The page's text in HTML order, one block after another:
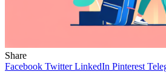
Share
Facebook Twitter LinkedIn Pinterest